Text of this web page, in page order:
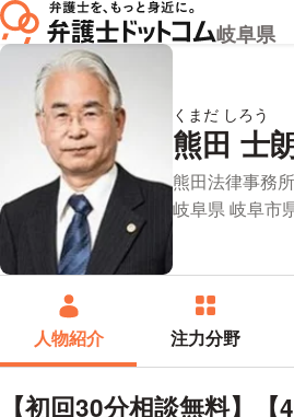
岐阜県
くまだ しろう
熊田 士
所属事務所：
熊田法律事務所
所在地：
岐阜県 岐阜市
人物紹介 注力分野
【初回30分相談無料】